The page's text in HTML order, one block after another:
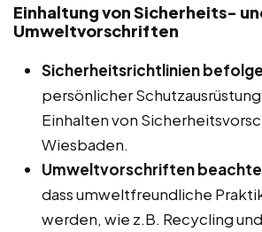
Einhaltung von Sicherheits-
Umweltvorschriften
Sicherheitsrichtlinien
persönlicher Schutzausrüstung
Einhalten von
Wiesbaden.
Umweltvorschriften
dass umweltfreundliche
werden, wie z.B. Recycling